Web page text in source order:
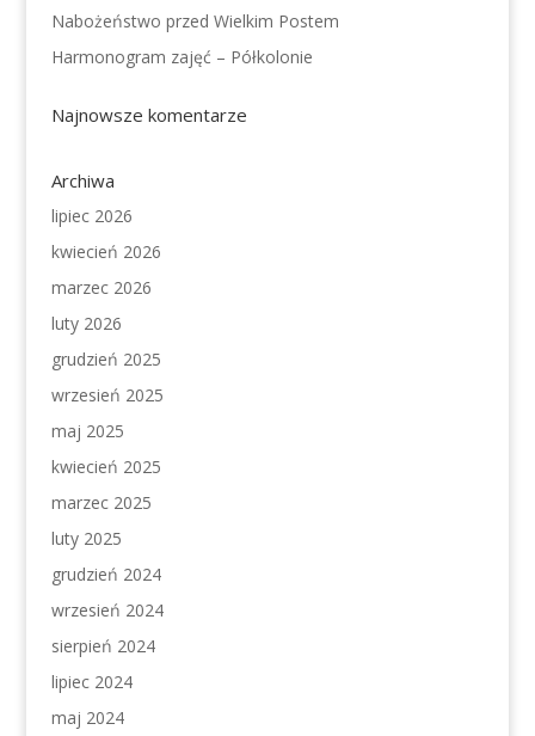
Nabożeństwo przed Wielkim Postem
Harmonogram zajęć – Półkolonie
Najnowsze komentarze
Archiwa
lipiec 2026
kwiecień 2026
marzec 2026
luty 2026
grudzień 2025
wrzesień 2025
maj 2025
kwiecień 2025
marzec 2025
luty 2025
grudzień 2024
wrzesień 2024
sierpień 2024
lipiec 2024
maj 2024